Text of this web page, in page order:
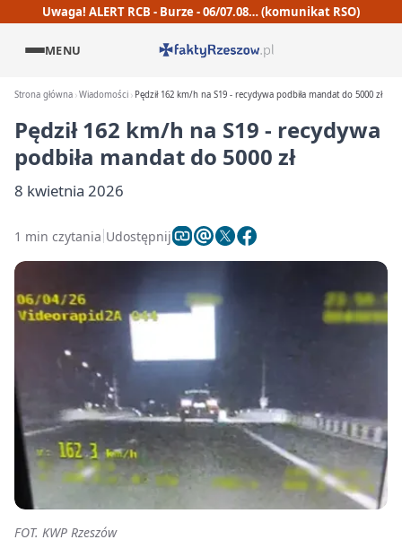
Uwaga! ALERT RCB - Burze - 06/07.08… (komunikat RSO)
MENU
Strona główna Wiadomości Pędził 162 km/h na S19 - recydywa podbiła mandat do 5000 zł
Pędził 162 km/h na S19 - recydywa
podbiła mandat do 5000 zł
8 kwietnia 2026
1 min czytania Udostępnij
FOT. KWP Rzeszów